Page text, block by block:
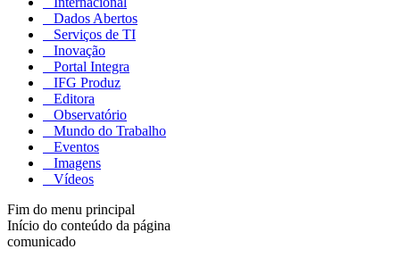
Dados Abertos
Serviços de TI
Inovação
Portal Integra
IFG Produz
Editora
Observatório
Mundo do Trabalho
Eventos
Imagens
Vídeos
Fim do menu principal
Início do conteúdo da página
comunicado